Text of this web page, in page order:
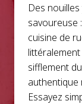
Des
savoureuse
cuisine de
sifflement
authentique
Essayez